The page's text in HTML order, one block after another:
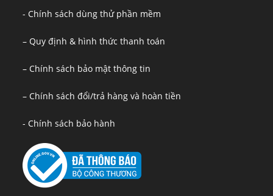
- Chính sách dùng thử phần mềm
– Quy định & hình thức thanh toán
– Chính sách bảo mật thông tin
– Chính sách đổi/trả hàng và hoàn tiền
- Chính sách bảo hành